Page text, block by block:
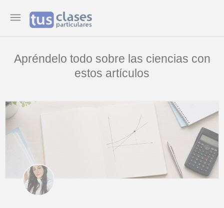
Apréndelo todo sobre las ciencias con
estos artículos